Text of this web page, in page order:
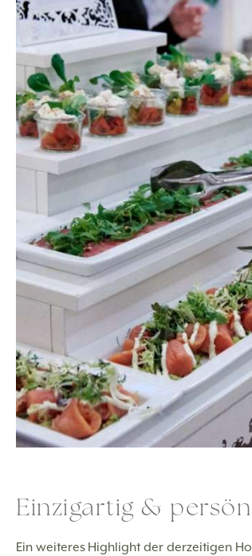
Einzigartig &
Ein weiteres Highlight der derzeitigen